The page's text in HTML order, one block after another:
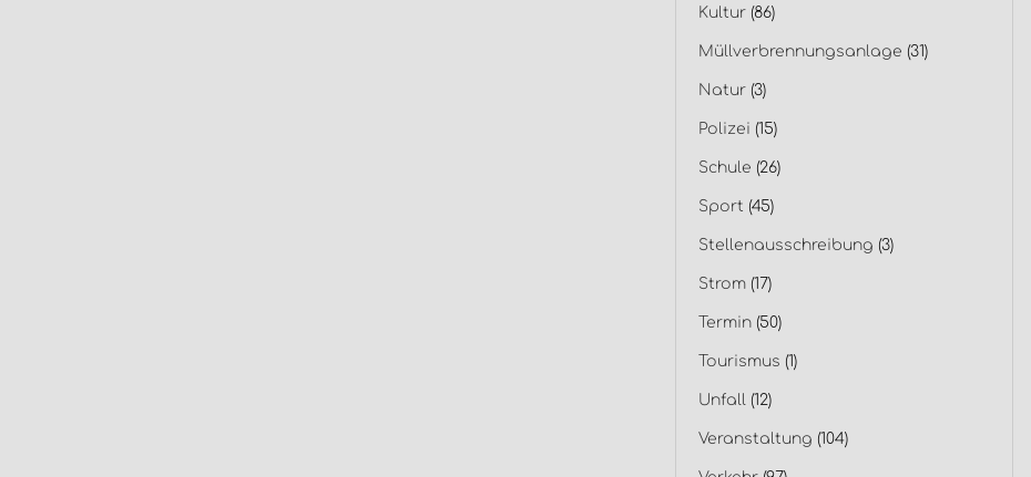
Kultur(86)
Müllverbrennungsanlage (31)
Natur(3)
Polizei (15)
Schule (26)
Sport (45)
Stellenausschreibung (3)
Strom(17)
Termin(50)
Tourismus (1)
Unfall (12)
Veranstaltung (104)